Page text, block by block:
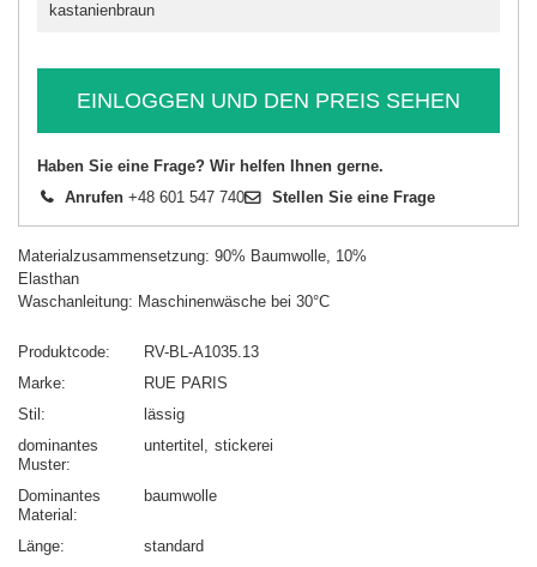
kastanienbraun
EINLOGGEN UND DEN PREIS SEHEN
Haben Sie eine Frage? Wir helfen Ihnen gerne.
Anrufen +48 601 547 740 Stellen Sie eine Frage
Materialzusammensetzung: 90% Baumwolle, 10%
Elasthan
Waschanleitung: Maschinenwäsche bei 30°C
Produktcode
RV-BL-A1035.13
Marke
RUE PARIS
Stil
lässig
dominantes
Muster
untertitel stickerei
Dominantes
Material
baumwolle
Länge
standard